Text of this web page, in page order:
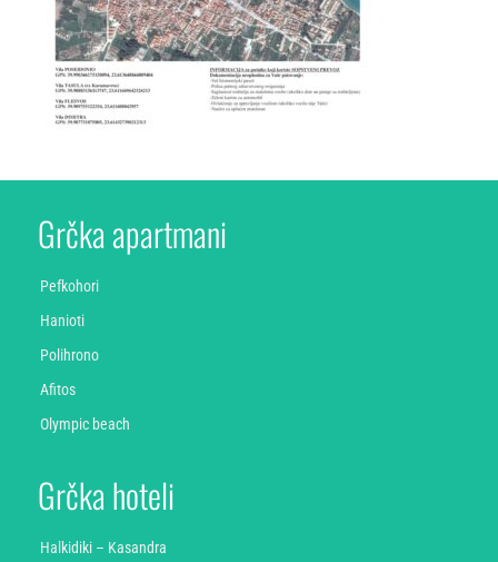
Grčka apartmani
Pefkohori
Hanioti
Polihrono
Afitos
Olympic beach
Grčka hoteli
Halkidiki – Kasandra